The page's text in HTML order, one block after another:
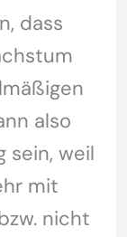
dass
also
sein, weil
mit
nicht